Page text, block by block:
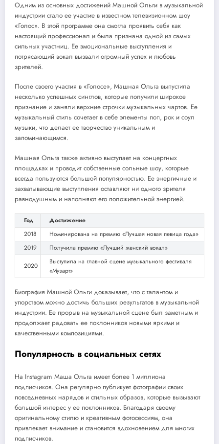
Одним из основных достижений Машной Ольги в музыкальной
индустрии стало ее участие в известном телевизионном шоу
«Голос». В этой программе она смогла проявить себя как
настоящий профессионал и была признана одной из самых
сильных участниц. Ее эмоциональные выступления и
потрясающий вокал вызвали огромный успех и любовь
зрителей.
После своего участия в «Голосе», Машная Ольга выпустила
несколько успешных синглов, которые получили широкое
признание и заняли верхние строчки музыкальных чартов. Ее
музыкальный стиль сочетает в себе элементы поп, рок и соул
музыки, что делает ее творчество уникальным и
запоминающимся.
Машная Ольга также активно выступает на концертных
площадках и проводит собственные сольные шоу, которые
всегда пользуются большой популярностью. Ее энергичные и
захватывающие выступления оставляют ни одного зрителя
равнодушным и наполняют его положительной энергией.
Год
Достижение
2018
Номинирована на премию «Лучшая новая певица года»
2019
Получила премию «Лучший женский вокал»
2020
Выступила на главной сцене музыкального фестиваля
«Музарт»
Биография Машной Ольги доказывает, что с талантом и
упорством можно достичь больших результатов в музыкальной
индустрии. Ее прорыв на музыкальной сцене был заметным и
продолжает радовать ее поклонников новыми яркими и
качественными композициями.
Популярность в социальных сетях
На Instagram Маша Ольга имеет более 1 миллиона
подписчиков. Она регулярно публикует фотографии своих
повседневных нарядов и стильных образов, которые вызывают
большой интерес у ее поклонников. Благодаря своему
оригинальному стилю и креативным фотосессиям, она
привлекает внимание и становится вдохновением для многих
подписчиков.